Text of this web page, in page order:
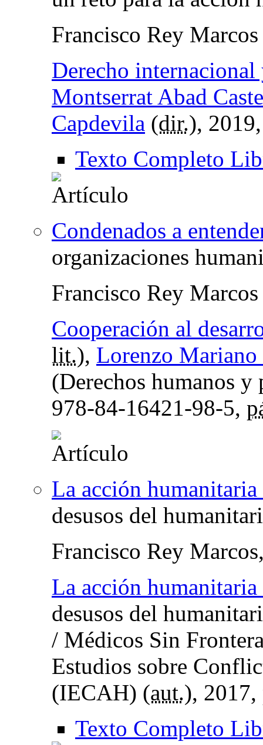
Francisco Rey Marcos
Derecho
Montserrat Abad
Capdevila (dir.),
Texto Completo
Condenados a
organizaciones
Francisco Rey Marcos
Cooperación al
lit.), Lorenzo Mariano
(Derechos humanos
978-84-16421-98-5,
La acción
desusos del
Francisco Rey
La acción
desusos del
/ Médicos Sin
Estudios sobre
(IECAH) (aut.), 2017,
Texto Completo